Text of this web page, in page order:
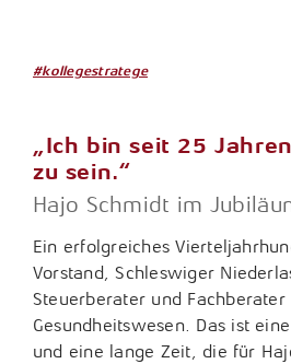
#kollegestratege
„Ich bin seit 25
zu sein.“
Hajo Schmidt im
Ein erfolgreiches
Vorstand, Schleswiger
Steuerberater und Fachberater
Gesundheitswesen. Das ist
und eine lange Zeit, die für